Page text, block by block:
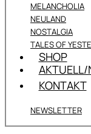
MELANCHOLIA
NEULAND
NOSTALGIA
TALES OF
SHOP
AKTUELL/
KONTAKT
NEWSLETTER